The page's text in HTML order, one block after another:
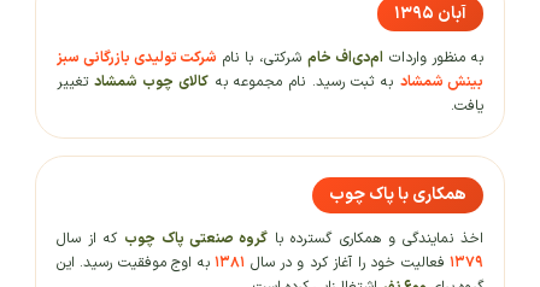
آبان ۱۳۹۵
به منظور واردات ام‌دی‌اف خام شرکتی، با نام شرکت تولیدی بازرگانی سبز
بینش شمشاد به ثبت رسید. نام مجموعه بهکالای چوب شمشادتغییر
یافت.
همکاری با پاک چوب
اخذ نمایندگی و همکاری گسترده با گروه صنعتی پاک چوب که از سال
۱۳۷۹فعالیت خود را آغاز کرد و در سال ۱۳۸۱به اوج موفقیت رسید. این